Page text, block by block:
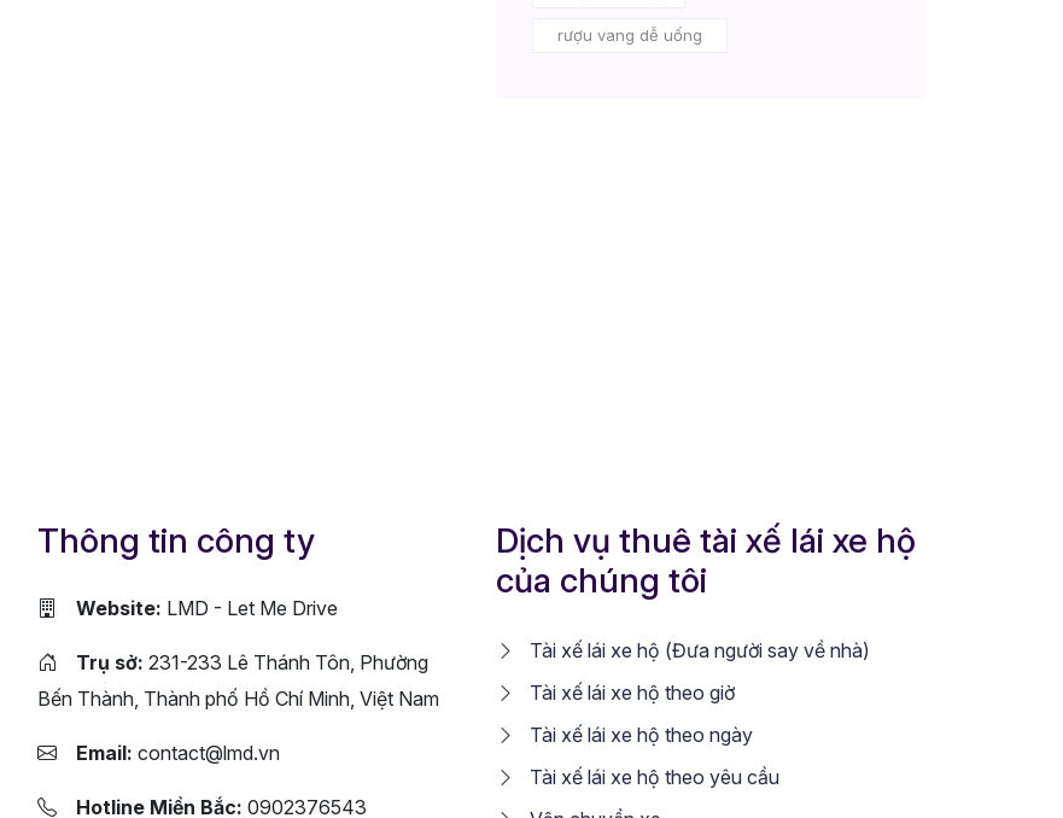
rượu vang dễ uống
Thông tin công ty
Website: LMD - Let Me Drive
Trụ sở: 231-233 Lê Thánh Tôn, Phường
Bến Thành, Thành phố Hồ Chí Minh, Việt Nam
Email: contact@lmd.vn
Hotline Miền Bắc: 0902376543
Dịch vụ thuê tài xế lái xe hộ
của chúng tôi
Tài xế lái xe hộ (Đưa người say về nhà)
Tài xế lái xe hộ theo giờ
Tài xế lái xe hộ theo ngày
Tài xế lái xe hộ theo yêu cầu